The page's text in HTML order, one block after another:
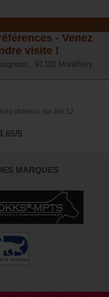
- Venez
visite !
91310 Montlhéry
obtenus sur les 12
5
MARQUES